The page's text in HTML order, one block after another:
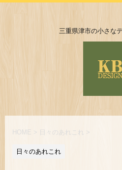
三重県津市の小さな
HOME > 日々のあれこれ >
日々のあれこれ